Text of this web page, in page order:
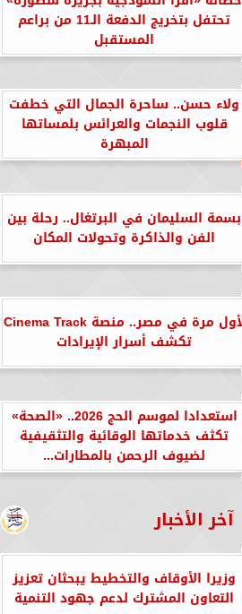
تحتفل بتخريج الدفعة الـ11 من براعم
المستقبل
ولاء حسن.. ساحرة الجمال التي خطفت
قلوب النجمات والعرائس بلمساتها
المبهرة
بسمة السليمان في البرتغال.. رحلة بين
الفن والذاكرة وتحولات المكان
لأول مرة في مصر.. منصة Cinema Track
تكشف أسرار الإيرادات
استعدادا لموسم الحج 2026.. «الصحة»
تكثف خدماتها الوقائية والتثقيفية
لضيوف الرحمن بالمطارات...
آخر الأخبار
وزيرا الأوقاف والتخطيط يبحثان تعزيز
التعاون المشترك لدعم جهود التنمية